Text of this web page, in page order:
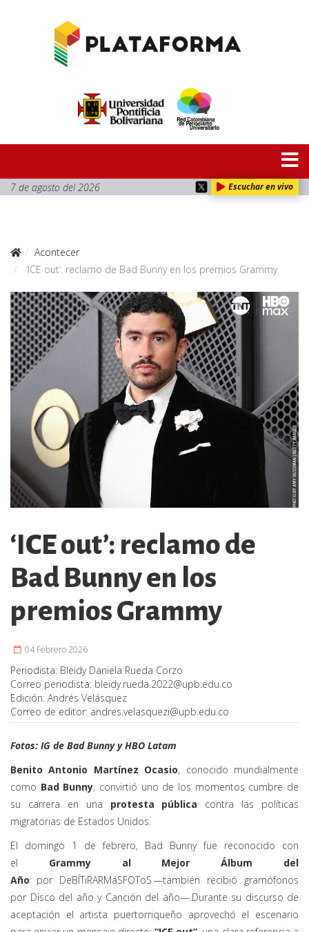
7 de agosto del 2026 Escuchar en vivo
Acontecer
‘ICE out’: reclamo de Bad Bunny en los premios Grammy
‘ICE out’: reclamo de
Bad Bunny en los
premios Grammy
04 Febrero 2026
Periodista: Bleidy Daniela Rueda Corzo
Correo periodista: bleidy.rueda.2022@upb.edu.co
Edición: Andrés Velásquez
Correo de editor: andres.velasquezi@upb.edu.co
Fotos: IG de Bad Bunny y HBO Latam
Benito Antonio Martínez Ocasio, conocido mundialmente
como Bad Bunny, convirtió uno de los momentos cumbre de
su carrera en una protesta pública contra las políticas
migratorias de Estados Unidos.
El domingo 1 de febrero, Bad Bunny fue reconocido con
el Grammy al Mejor Álbum del
Año por DeBÍTiRARMáSFOToS—también recibió gramófonos
por Disco del año y Canción del año—.Durante su discurso de
aceptación el artista puertorriqueño aprovechó el escenario